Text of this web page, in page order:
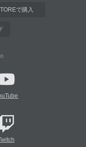
で購入